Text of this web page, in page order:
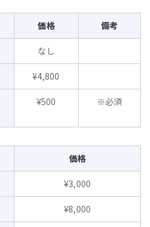
価格 備考
なし
¥4,800
¥500 ※必須
価格
¥3,000
¥8,000